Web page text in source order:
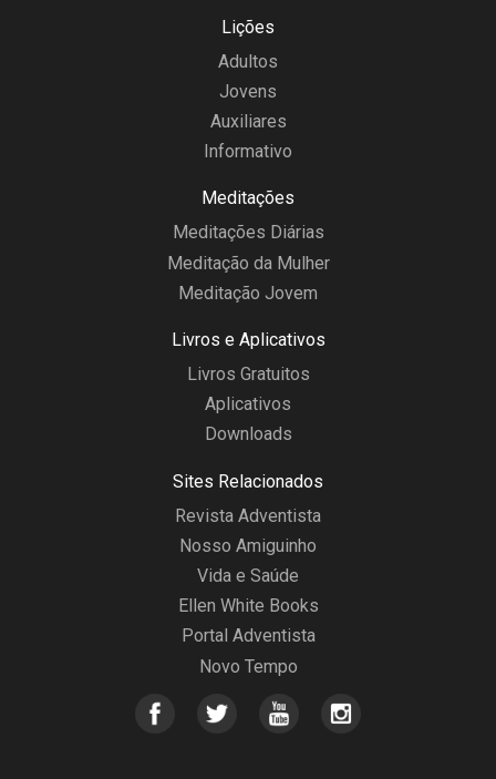
Lições
Adultos
Jovens
Auxiliares
Informativo
Meditações
Meditações Diárias
Meditação da Mulher
Meditação Jovem
Livros e Aplicativos
Livros Gratuitos
Aplicativos
Downloads
Sites Relacionados
Revista Adventista
Nosso Amiguinho
Vida e Saúde
Ellen White Books
Portal Adventista
Novo Tempo